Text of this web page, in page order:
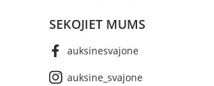
SEKOJIET MUMS
auksinesvajone
auksine_svajone